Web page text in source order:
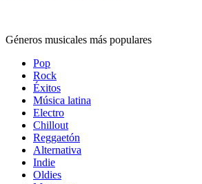
Géneros musicales más populares
Pop
Rock
Éxitos
Música latina
Electro
Chillout
Reggaetón
Alternativa
Indie
Oldies